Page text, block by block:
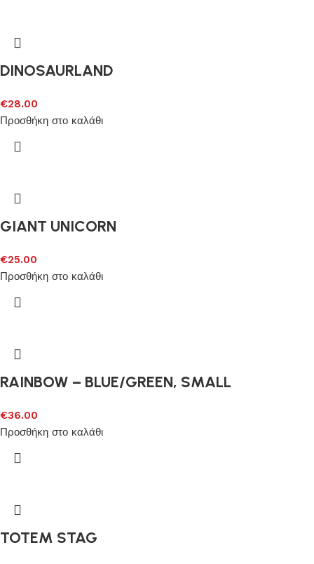
DINOSAURLAND
€28.00
Προσθήκη στο καλάθι
GIANT UNICORN
€25.00
Προσθήκη στο καλάθι
RAINBOW – BLUE/GREEN, SMALL
€36.00
Προσθήκη στο καλάθι
TOTEM STAG